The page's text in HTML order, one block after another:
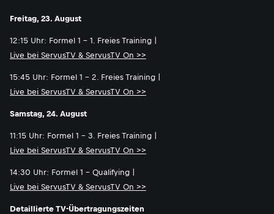
Freitag, 23. August
12:15 Uhr: Formel 1 - 1. Freies Training |
Live bei ServusTV & ServusTV On >>
15:45 Uhr: Formel 1 - 2. Freies Training |
Live bei ServusTV & ServusTV On >>
Samstag, 24. August
11:15 Uhr: Formel 1 - 3. Freies Training |
Live bei ServusTV & ServusTV On >>
14:30 Uhr: Formel 1 - Qualifying |
Live bei ServusTV & ServusTV On >>
Detaillierte TV-Übertragungszeiten